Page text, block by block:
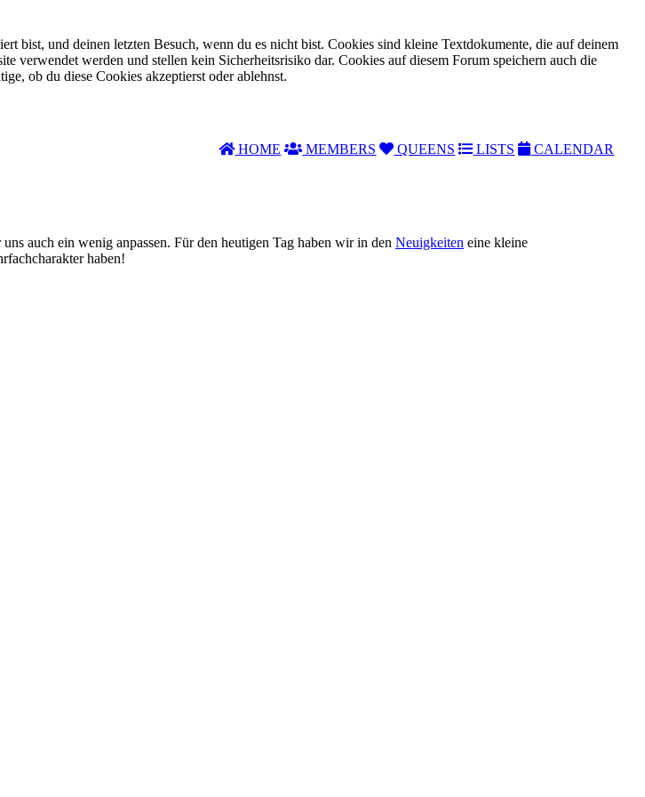
bist, und deinen letzten Besuch, wenn du es nicht bist. Cookies sind kleine Textdokumente, die auf deinem
verwendet werden und stellen kein Sicherheitsrisiko dar. Cookies auf diesem Forum speichern auch die
ob du diese Cookies akzeptierst oder ablehnst.
HOME MEMBERS QUEENS LISTS CALENDAR
auch ein wenig anpassen. Für den heutigen Tag haben wir in den Neuigkeiten eine kleine
haben!